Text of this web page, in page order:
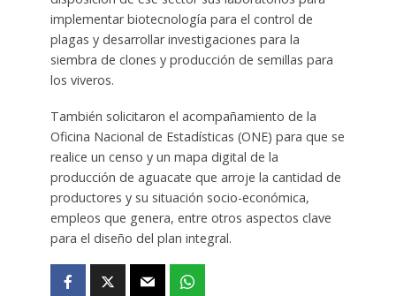
implementar biotecnología para el control de
plagas y desarrollar investigaciones para la
siembra de clones y producción de semillas para
los viveros.
También solicitaron el acompañamiento de la
Oficina Nacional de Estadísticas (ONE) para que se
realice un censo y un mapa digital de la
producción de aguacate que arroje la cantidad de
productores y su situación socio-económica,
empleos que genera, entre otros aspectos clave
para el diseño del plan integral.